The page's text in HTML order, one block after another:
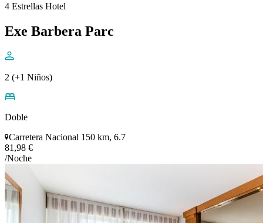
4 Estrellas Hotel
Exe Barbera Parc
2 (+1 Niños)
Doble
Carretera Nacional 150 km, 6.7
81,98 €
/Noche